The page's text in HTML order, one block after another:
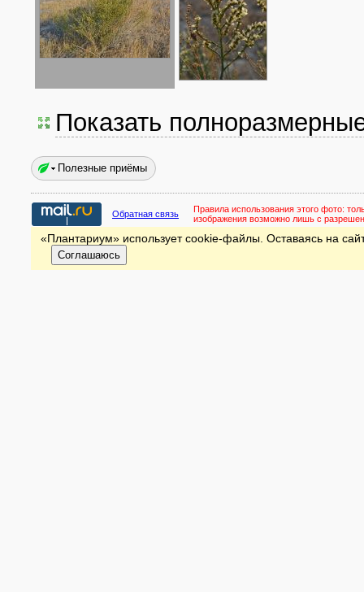
Показать
Полезные приёмы
Обратная связь Правила использования этого фото:
изображения возможно лишь с
«Плантариум» использует cookie-файлы. Оставаясь на
Соглашаюсь